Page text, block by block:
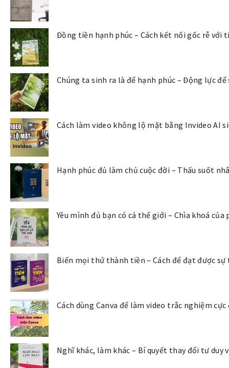
Đồng tiền hạnh phúc – Cách kết nối gốc rễ với
Chúng ta sinh ra là để hạnh phúc – Động lực
Cách làm video không lộ mặt bằng Invideo AI
Hạnh phúc đủ làm chủ cuộc đời – Thấu suốt
Yêu mình đủ bạn có cả thế giới – Chìa khoá
Biến mọi thứ thành tiền – Cách để đạt được
Cách dùng Canva để làm video trắc nghiệm
Nghĩ khác, làm khác – Bí quyết thay đổi tư duy